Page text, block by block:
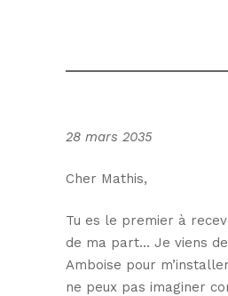
28 mars 2035
Cher Mathis,
Tu es le premier à
de ma part… Je viens
Amboise pour
ne peux pas imaginer